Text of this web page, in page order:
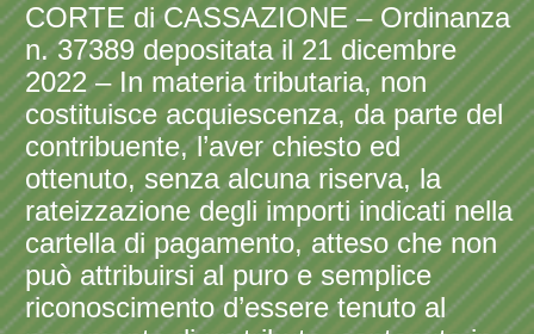
CORTE di CASSAZIONE – Ordinanza
n. 37389 depositata il 21 dicembre
2022 – In materia tributaria, non
costituisce acquiescenza, da parte del
contribuente, l’aver chiesto ed
ottenuto, senza alcuna riserva, la
rateizzazione degli importi indicati nella
cartella di pagamento, atteso che non
può attribuirsi al puro e semplice
riconoscimento d’essere tenuto al